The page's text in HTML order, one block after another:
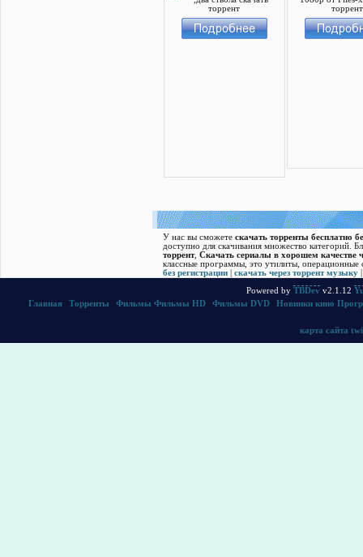
У нас вы сможете скачать торренты бесплатно
доступно для скачивания множество категорий.
торрент, Скачать cериалы в хорошем качестве
классные программы, это утилиты,
без регистрации| скачать через торрент музыку
Powered by TBDev v2.1.12
Главная
Торренты Фильмы Фильмы HD Фильмы DVD Новинки кино
карта сайта